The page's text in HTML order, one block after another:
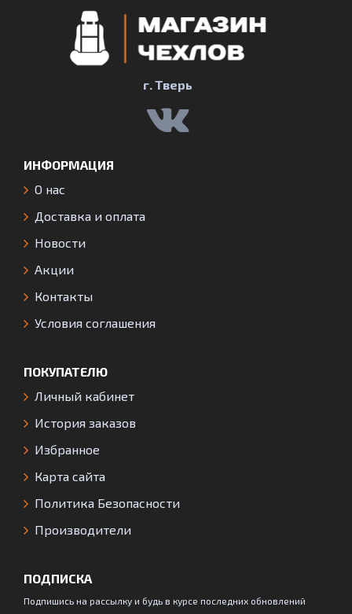
г. Тверь
ИНФОРМАЦИЯ
О нас
Доставка и оплата
Новости
Акции
Контакты
Условия соглашения
ПОКУПАТЕЛЮ
Личный кабинет
История заказов
Избранное
Карта сайта
Политика Безопасности
Производители
ПОДПИСКА
Подпишись на рассылку и будь в курсе последних обновлений